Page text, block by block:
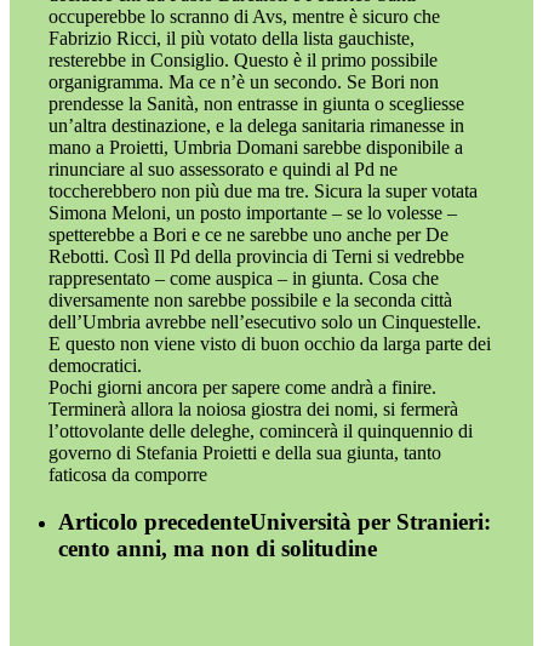
occuperebbe lo scranno di Avs, mentre è sicuro che
Fabrizio Ricci, il più votato della lista gauchiste,
resterebbe in Consiglio. Questo è il primo possibile
organigramma. Ma ce n’è un secondo. Se Bori non
prendesse la Sanità, non entrasse in giunta o scegliesse
un’altra destinazione, e la delega sanitaria rimanesse in
mano a Proietti, Umbria Domani sarebbe disponibile a
rinunciare al suo assessorato e quindi al Pd ne
toccherebbero non più due ma tre. Sicura la super votata
Simona Meloni, un posto importante – se lo volesse –
spetterebbe a Bori e ce ne sarebbe uno anche per De
Rebotti. Così Il Pd della provincia di Terni si vedrebbe
rappresentato – come auspica – in giunta. Cosa che
diversamente non sarebbe possibile e la seconda città
dell’Umbria avrebbe nell’esecutivo solo un Cinquestelle.
E questo non viene visto di buon occhio da larga parte dei
democratici.
Pochi giorni ancora per sapere come andrà a finire.
Terminerà allora la noiosa giostra dei nomi, si fermerà
l’ottovolante delle deleghe, comincerà il quinquennio di
governo di Stefania Proietti e della sua giunta, tanto
faticosa da comporre
Articolo precedenteUniversità per Stranieri:
cento anni, ma non di solitudine